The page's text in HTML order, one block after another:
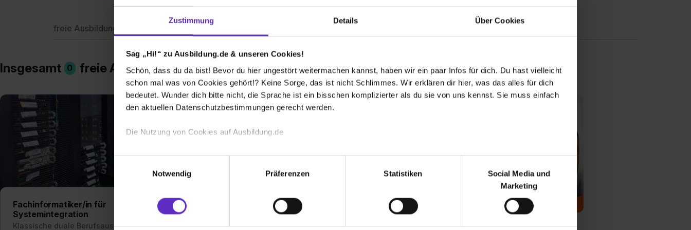
Zustimmung Details Über Cookies
Sag „Hi!“ zu Ausbildung.de & unseren Cookies!
Schön, dass du da bist! Bevor du hier ungestört weitermachen kannst, haben wir ein paar Infos für dich. Du hast vielleicht
schon mal was von Cookies gehört!? Keine Sorge, das ist nicht Schlimmes. Wir erklären dir hier, was das alles für dich
bedeutet. Wunder dich bitte nicht, die Sprache ist ein bisschen komplizierter als du sie von uns kennst. Sie muss einfach
den aktuellen Datenschutzbestimmungen gerecht werden.
Die Nutzung von Cookies auf Ausbildung.de
Wir verwenden Cookies zur technischen Funktion unserer Webseite („Notwendig“), um von dir bei Benutzung der
Webseite getroffenen Einstellungen zu speichern ( „Präferenzen“), die Zugriffe auf unsere Webseite zu analysieren
(„Statistiken“), um Informationen zu deiner Verwendung unserer Website an unsere Partner für soziale Medien, Werbung
und Analysen weiterzugeben und um Inhalte und Anzeigen zu personalisieren („Social Media und Marketing“). Unsere
Partner führen diese Informationen möglicherweise mit weiteren Daten zusammen, die du ihnen bereitgestellt hast oder die
Notwendig
Präferenzen Statistiken
Social Media und
Marketing
freie Ausbildungsplätze Firmen-Lebenslauf
Insgesamt 0 freie Ausbildungsplätze in 3 Berufen
Fachinformatiker/in für
Systemintegration
Klassische duale Berufsausbildung
Fachinformatiker/in für
Anwendungsentwicklung
Klassische duale Berufsausbildung
Mechatroniker/in
Klassische duale Berufsausbildung